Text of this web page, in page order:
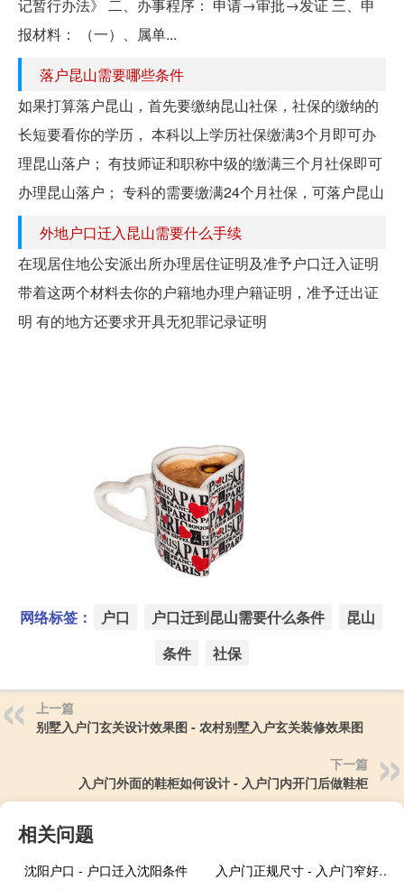
记暂行办法》 二、办事程序： 申请→审批→发证 三、申
报材料： （一）、属单...
落户昆山需要哪些条件
如果打算落户昆山，首先要缴纳昆山社保，社保的缴纳的
长短要看你的学历， 本科以上学历社保缴满3个月即可办
理昆山落户； 有技师证和职称中级的缴满三个月社保即可
办理昆山落户； 专科的需要缴满24个月社保，可落户昆山
外地户口迁入昆山需要什么手续
在现居住地公安派出所办理居住证明及准予户口迁入证明
带着这两个材料去你的户籍地办理户籍证明，准予迁出证
明 有的地方还要求开具无犯罪记录证明
网络标签： 户口 户口迁到昆山需要什么条件
昆山
条件
社保
上一篇
别墅入户门玄关设计效果图 - 农村别墅入户玄关装修效果图
下一篇
入户门外面的鞋柜如何设计 - 入户门内开门后做鞋柜
相关问题
沈阳户口 - 户口迁入沈阳条件
入户门正规尺寸 - 入户门窄好还是宽点好